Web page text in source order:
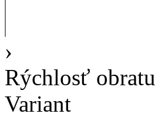
›
Rýchlosť obratu
Variant